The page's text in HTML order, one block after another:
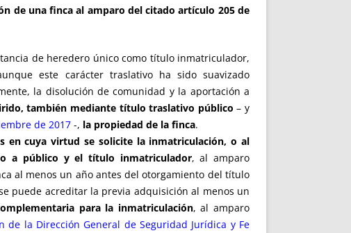
de una finca al amparo del citado artículo 205 de
de heredero único como título inmatriculador,
este carácter traslativo ha sido suavizado
la disolución de comunidad y la aportación a
también mediante título traslativo público– y
de 2017 -, la propiedad de la finca.
en cuya virtud se solicite la inmatriculación, o al
a público y el título inmatriculador, al amparo
al menos un año antes del otorgamiento del título
puede acreditar la previa adquisición al menos un
para la inmatriculación, al amparo
de la Dirección General de Seguridad Jurídica y Fe